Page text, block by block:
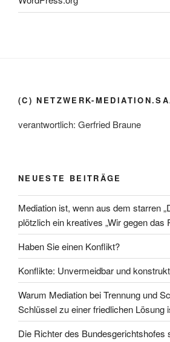
(C) NETZWERK-
verantwortlich: Gerfried Braune
NEUESTE BEITRÄGE
Mediation ist, wenn aus dem starren
plötzlich ein kreatives „Wir gegen das
Haben Sie einen Konflikt?
Konflikte: Unvermeidbar und
Warum Mediation bei Trennung und
Schlüssel zu einer friedlichen Lösung
Die Richter des Bundesgerichtshofes